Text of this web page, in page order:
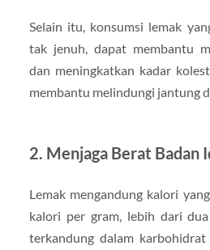
Selain itu, konsumsi lemak
tak jenuh, dapat membantu
dan meningkatkan kadar
membantu melindungi jantung
2. Menjaga Berat Badan
Lemak mengandung kalori
kalori per gram, lebih dari
terkandung dalam